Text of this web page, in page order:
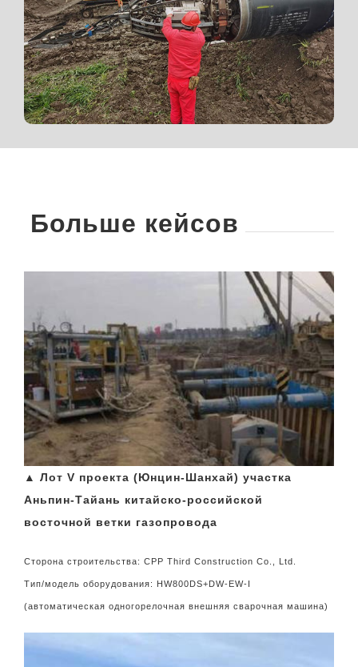
Больше кейсов
▲ Лот V проекта (Юнцин-Шанхай) участка
Аньпин-Тайань китайско-российской
восточной ветки газопровода
Сторона строительства: CPP Third Construction Co., Ltd.
Тип/модель оборудования: HW800DS+DW-EW-I
(автоматическая одногорелочная внешняя сварочная машина)